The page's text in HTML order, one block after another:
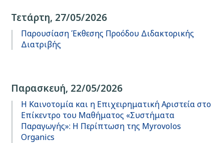
Τετάρτη, 27/05/2026
Παρουσίαση Έκθεσης Προόδου Διδακτορικής
Διατριβής
Παρασκευή, 22/05/2026
Η Καινοτομία και η Επιχειρηματική Αριστεία στο
Επίκεντρο του Μαθήματος «Συστήματα
Παραγωγής»: Η Περίπτωση της Myrovolos
Organics